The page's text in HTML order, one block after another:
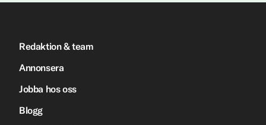
Redaktion & team
Annonsera
Jobba hos oss
Blogg